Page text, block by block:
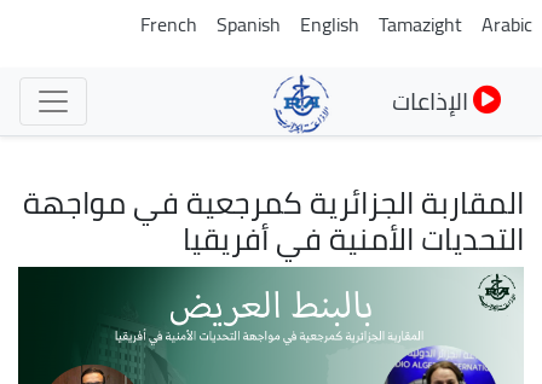
تجاوز
Arabic
Tamazight
English
Spanish
French
الإذاعات
المقاربة الجزائرية كمرجعية في مواجهة
التحديات الأمنية في أفريقيا
الصورة